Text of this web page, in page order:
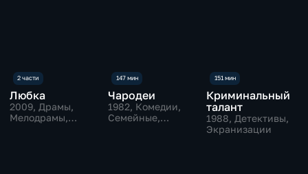
Любка
2009, Драмы,
Мелодрамы,
Чародеи
1982, Комедии,
Семейные,
Криминальный
талант
1988, Детективы,
Экранизации